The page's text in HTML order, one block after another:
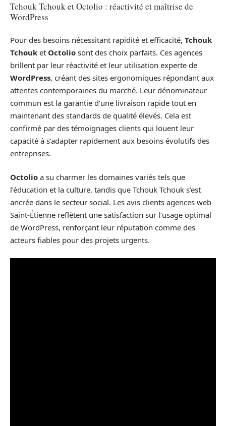
Tchouk Tchouk et Octolio : réactivité et maîtrise de
WordPress
Pour des besoins nécessitant rapidité et efficacité, Tchouk
Tchouk et Octolio sont des choix parfaits. Ces agences
brillent par leur réactivité et leur utilisation experte de
WordPress, créant des sites ergonomiques répondant aux
attentes contemporaines du marché. Leur dénominateur
commun est la garantie d’une livraison rapide tout en
maintenant des standards de qualité élevés. Cela est
confirmé par des témoignages clients qui louent leur
capacité à s’adapter rapidement aux besoins évolutifs des
entreprises.
Octolio a su charmer les domaines variés tels que
l’éducation et la culture, tandis que Tchouk Tchouk s’est
ancrée dans le secteur social. Les avis clients agences web
Saint-Étienne reflètent une satisfaction sur l’usage optimal
de WordPress, renforçant leur réputation comme des
acteurs fiables pour des projets urgents.